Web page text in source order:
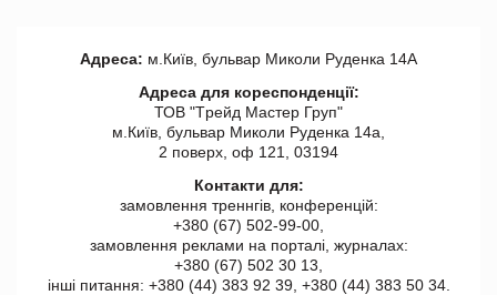
Адреса: м.Київ, бульвар Миколи Руденка 14А
Адреса для кореспонденції:
ТОВ "Tрейд Мастер Груп"
м.Київ, бульвар Миколи Руденка 14а,
2 поверх, оф 121, 03194
Контакти для:
замовлення треннгів, конференцій:
+380 (67) 502-99-00,
замовлення реклами на порталі, журналах:
+380 (67) 502 30 13,
інші питання: +380 (44) 383 92 39, +380 (44) 383 50 34.